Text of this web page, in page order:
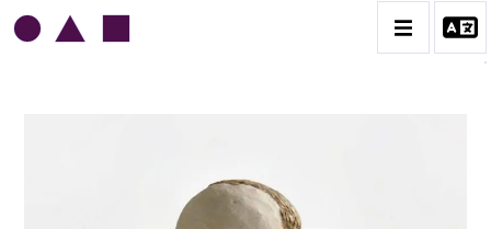
JEAN-JULES CHASSE-POT